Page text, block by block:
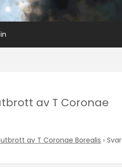
av T Coronae
av T Coronae Borealis › Svar